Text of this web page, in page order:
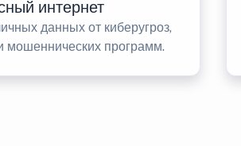
интернет
данных от киберугроз,
мошеннических программ.